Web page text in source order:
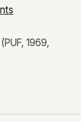
(PUF, 1969,